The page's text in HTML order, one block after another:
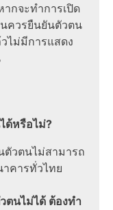
กจะทำการเปิด
ควรยืนยันตัวตน
ไม่มีการแสดง
ด้หรือไม่?
ตัวตนไม่สามารถ
าคารทั่วไทย
ตนไม่ได้ ต้องทำ